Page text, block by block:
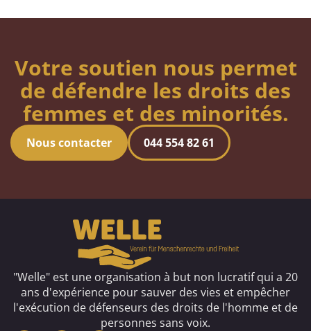
Votre soutien nous permet
de défendre les droits des
femmes et des minorités.
Nous contacter 044 554 82 61
"Welle" est une organisation à but non lucratif qui a 20
ans d'expérience pour sauver des vies et empêcher
l'exécution de défenseurs des droits de l'homme et de
personnes sans voix.